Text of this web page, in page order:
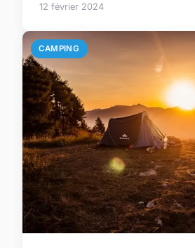
12 février 2024
CAMPING